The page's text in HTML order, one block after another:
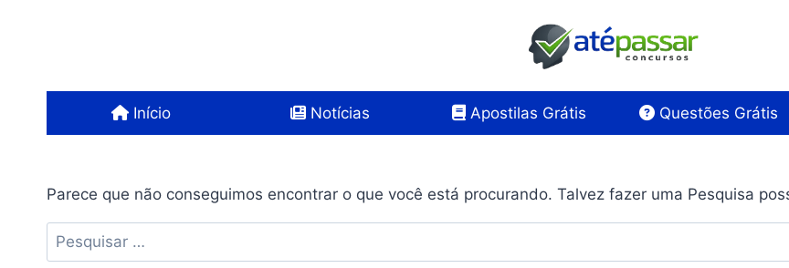
Início Notícias Apostilas Grátis Questões Grátis
Parece que não conseguimos encontrar o que você está procurando. Talvez fazer uma Pesquisa
Pesquisar
por: